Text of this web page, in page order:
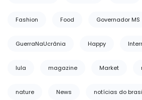
Fashion Food Governador MS
GuerraNaUcrânia Happy
lula magazine Market
nature News notícias do